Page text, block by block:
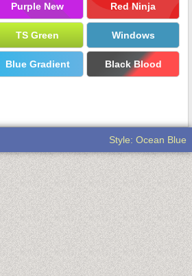
Purple New Red Ninja
TS Green Windows
Blue Gradient Black Blood
Style: Ocean Blue